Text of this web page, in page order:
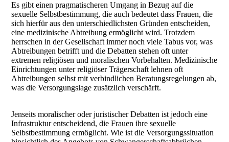
Es gibt einen pragmatischeren Umgang in Bezug auf die
sexuelle Selbstbestimmung, die auch bedeutet dass Frauen, die
sich hierfür aus den unterschiedlichsten Gründen entscheiden,
eine medizinische Abtreibung ermöglicht wird. Trotzdem
herrschen in der Gesellschaft immer noch viele Tabus vor, was
Abtreibungen betrifft und die Debatten stehen oft unter
extremen religiösen und moralischen Vorbehalten. Medizinische
Einrichtungen unter religiöser Trägerschaft lehnen oft
Abtreibungen selbst mit verbindlichen Beratungsregelungen ab,
was die Versorgungslage zusätzlich verschärft.
Jenseits moralischer oder juristischer Debatten ist jedoch eine
Infrastruktur entscheidend, die Frauen ihre sexuelle
Selbstbestimmung ermöglicht. Wie ist die Versorgungssituation